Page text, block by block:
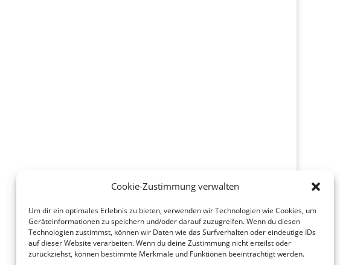
Cookie-Zustimmung verwalten
Um dir ein optimales Erlebnis zu bieten, verwenden wir Technologien wie Cookies, um
Geräteinformationen zu speichern und/oder darauf zuzugreifen. Wenn du diesen
Technologien zustimmst, können wir Daten wie das Surfverhalten oder eindeutige IDs
auf dieser Website verarbeiten. Wenn du deine Zustimmung nicht erteilst oder
zurückziehst, können bestimmte Merkmale und Funktionen beeinträchtigt werden.